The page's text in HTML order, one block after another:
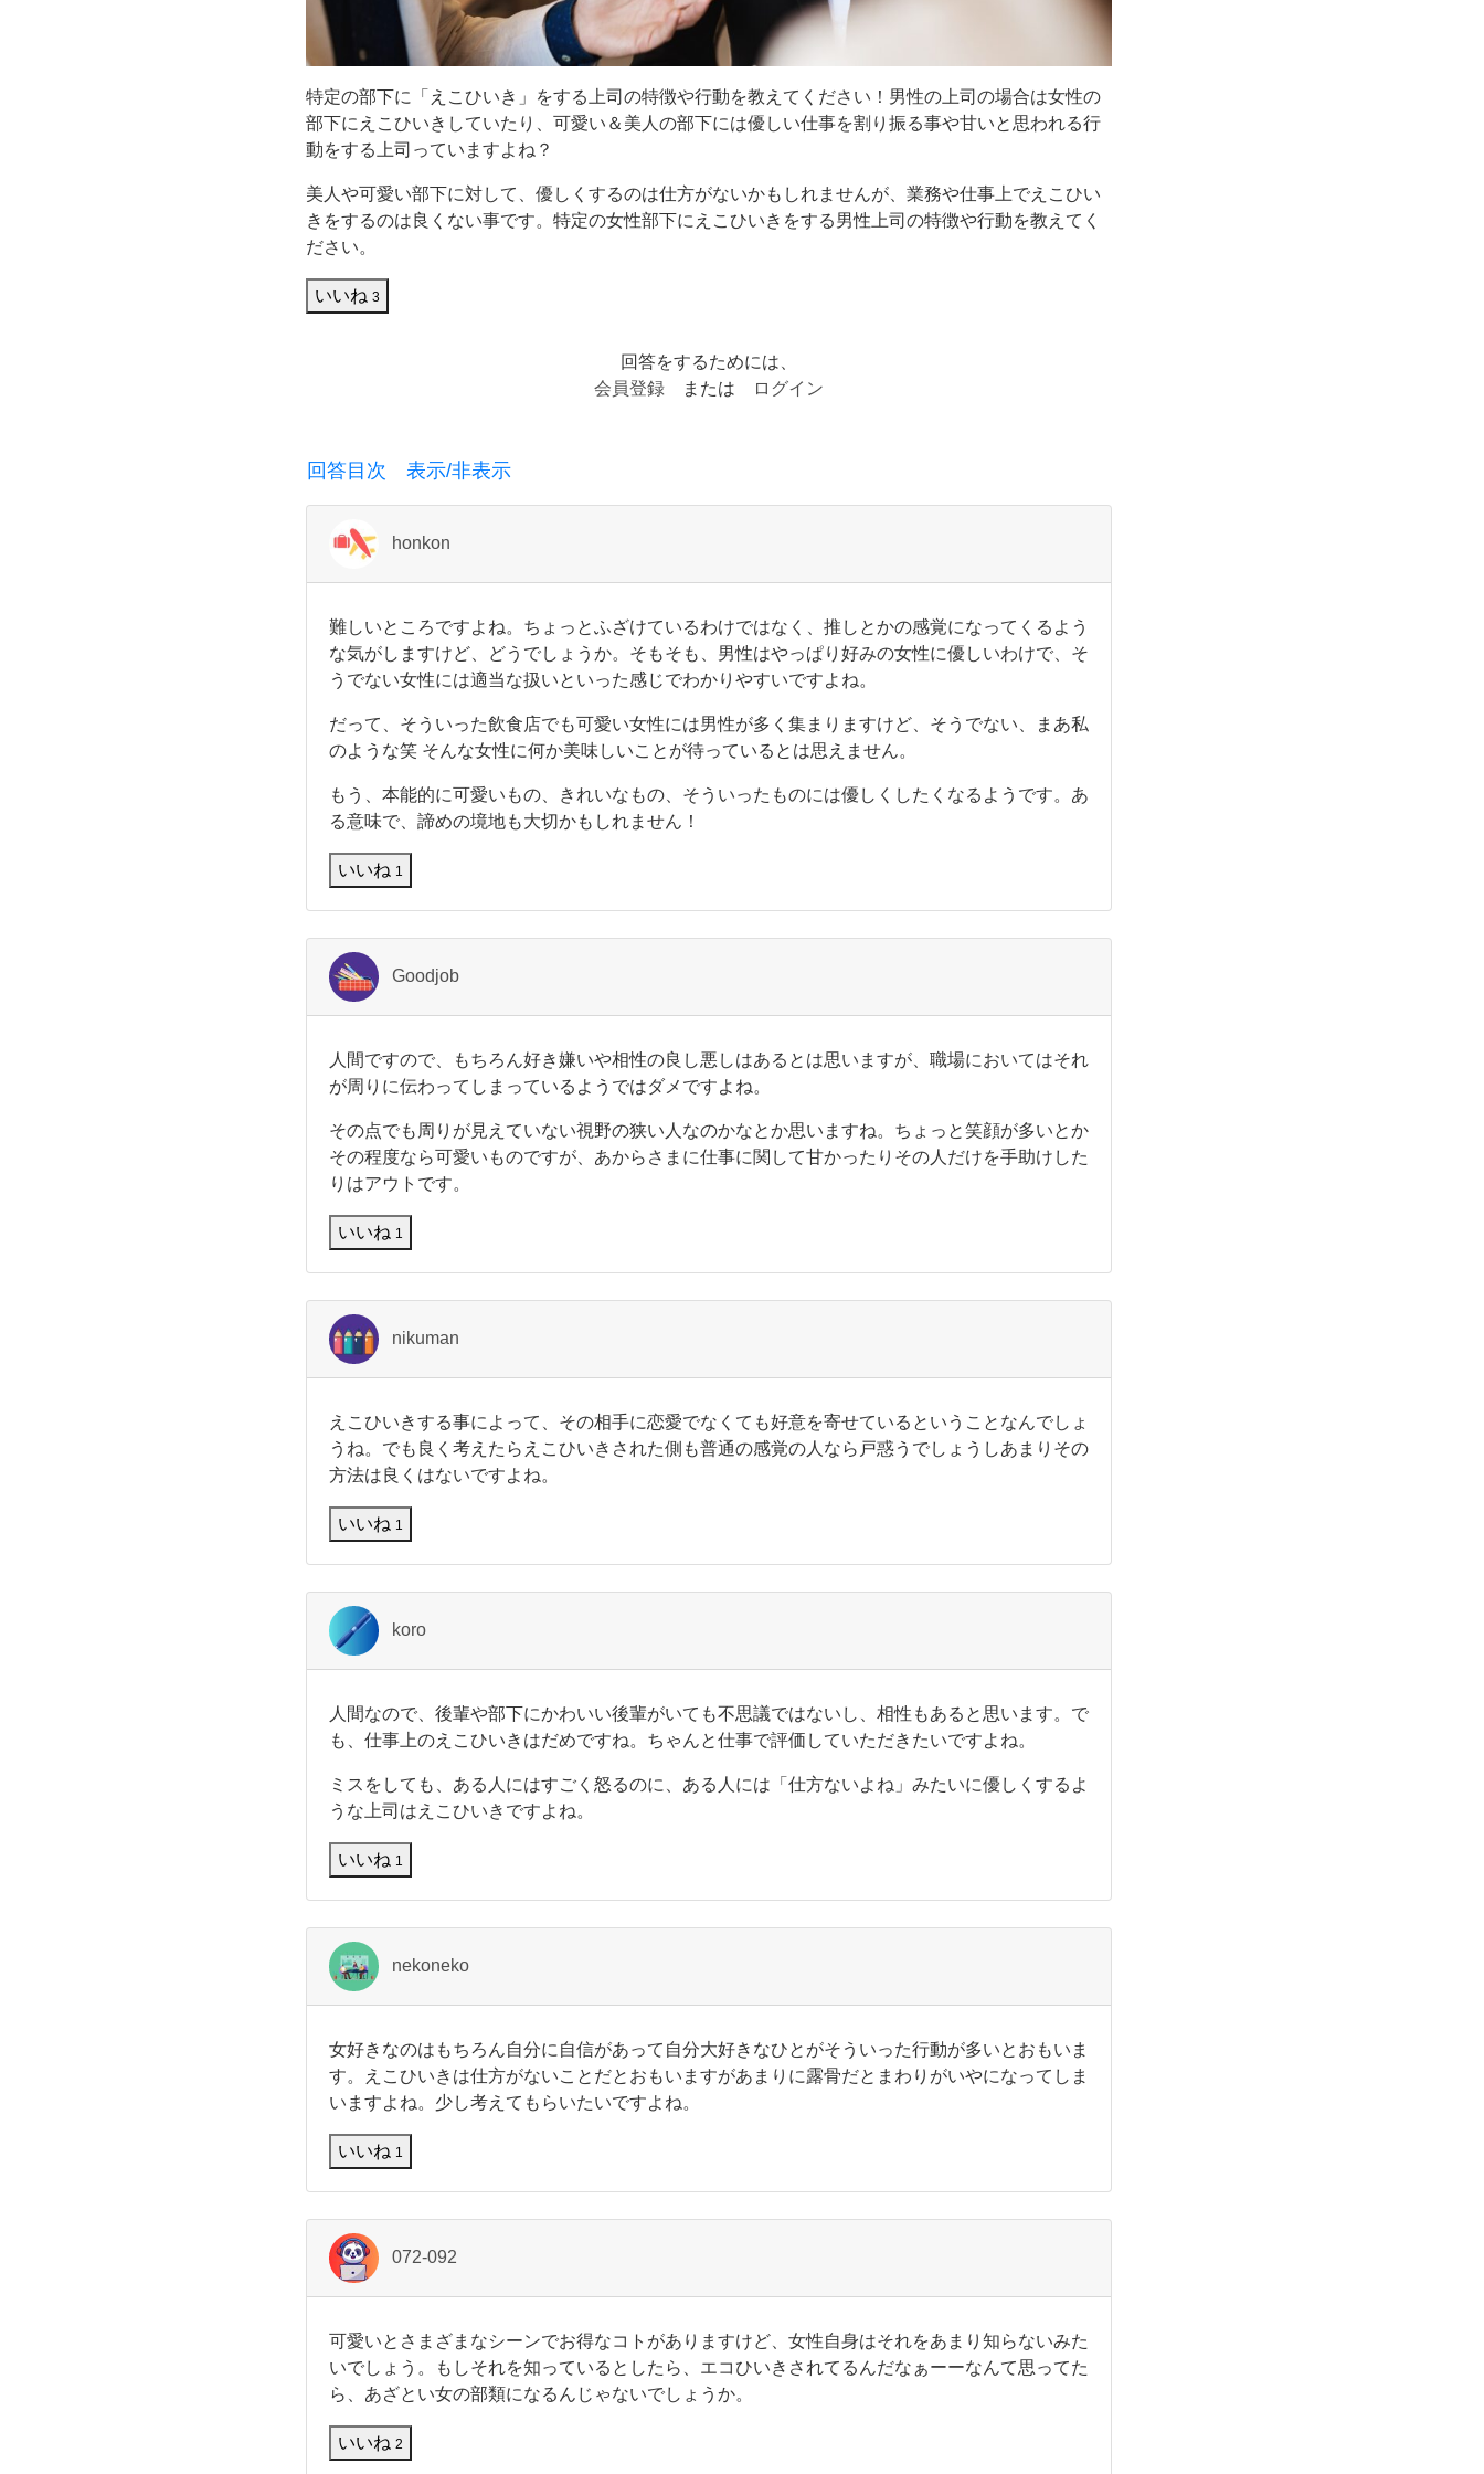
き」
を
す
る
上
司
や
行
を
教
え
て
く
だ
さ
い！
男
性
の
上
司
の
合
は
女
性
の
部
下
に
え
こ
ひ
い
き
し
て
い
た
り、
可
愛
特定の部下に「えこひいき」をする上司の特徴や行動を教えてください！男性の上司の場合は女性の
部下にえこひいきしていたり、可愛い＆美人の部下には優しい仕事を割り振る事や甘いと思われる行
動をする上司っていますよね？
美人や可愛い部下に対して、優しくするのは仕方がないかもしれませんが、業務や仕事上でえこひい
きをするのは良くない事です。特定の女性部下にえこひいきをする男性上司の特徴や行動を教えてく
ださい。
いいね 3
回答をするためには、
会員登録
または ログイン
回答目次 表示/非表示
honkon
難
し
い
と
ろ
で
よ
ね
。
ち
ょ
ふ
ざ
け
て
わ
け
は
難しいところですよね。ちょっとふざけているわけではなく、推しとかの感覚になってくるよう
な気がしますけど、どうでしょうか。そもそも、男性はやっぱり好みの女性に優しいわけで、そ
うでない女性には適当な扱いといった感じでわかりやすいですよね。
だって、そういった飲食店でも可愛い女性には男性が多く集まりますけど、そうでない、まあ私
のような笑 そんな女性に何か美味しいことが待っているとは思えません。
もう、本能的に可愛いもの、きれいなもの、そういったものには優しくしたくなるようです。あ
る意味で、諦めの境地も大切かもしれません！
いいね 1
Goodjob
人
間
で
す
の
で
、
ち
ろ
嫌
い
性
の
良
し
し
は
あ
人間ですので、もちろん好き嫌いや相性の良し悪しはあるとは思いますが、職場においてはそれ
が周りに伝わってしまっているようではダメですよね。
その点でも周りが見えていない視野の狭い人なのかなとか思いますね。ちょっと笑顔が多いとか
その程度なら可愛いものですが、あからさまに仕事に関して甘かったりその人だけを手助けした
りはアウトです。
いいね 1
nikuman
え
こ
ひ
い
き
す
る
事
に
よ
っ
て
、
の
相
手
に
恋
愛
で
な
く
て
も
えこひいきする事によって、その相手に恋愛でなくても好意を寄せているということなんでしょ
うね。でも良く考えたらえこひいきされた側も普通の感覚の人なら戸惑うでしょうしあまりその
方法は良くはないですよね。
いいね 1
koro
人
間
な
の
で
、
輩
や
部
に
か
わ
い
後
輩
が
い
て
も
不
思
議
人間なので、後輩や部下にかわいい後輩がいても不思議ではないし、相性もあると思います。で
も、仕事上のえこひいきはだめですね。ちゃんと仕事で評価していただきたいですよね。
ミスをしても、ある人にはすごく怒るのに、ある人には「仕方ないよね」みたいに優しくするよ
うな上司はえこひいきですよね。
いいね 1
nekoneko
女
好
き
な
の
は
も
ち
ろ
ん
自
分
に
信
が
あ
っ
て
自
分
女好きなのはもちろん自分に自信があって自分大好きなひとがそういった行動が多いとおもいま
す。えこひいきは仕方がないことだとおもいますがあまりに露骨だとまわりがいやになってしま
いますよね。少し考えてもらいたいですよね。
いいね 1
072-092
可
愛
い
と
さ
ま
ざ
可愛いとさまざまなシーンでお得なコトがありますけど、女性自身はそれをあまり知らないみた
いでしょう。もしそれを知っているとしたら、エコひいきされてるんだなぁーーなんて思ってた
ら、あざとい女の部類になるんじゃないでしょうか。
いいね 2